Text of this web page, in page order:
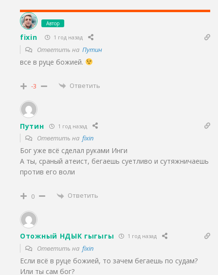
Автор
fixin 1 год назад
Ответить на Путин
все в руце божией.
-3 Ответить
Путин 1 год назад
Ответить на fixin
Бог уже всё сделал руками Инги
А ты, сраный атеист, бегаешь суетливо и сутяжничаешь
против его воли
0 Ответить
Отожный НДЫК гыгыгы 1 год назад
Ответить на fixin
Если всё в руце божией, то зачем бегаешь по судам?
Или ты сам бог?